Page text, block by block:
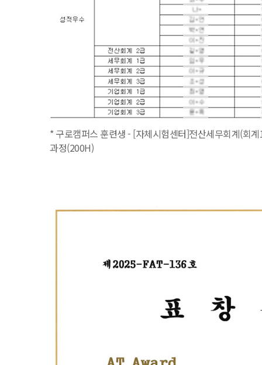
* 구로캠퍼스 훈련생 - [자체시험센터]전산세무회계(회
과정(200H)